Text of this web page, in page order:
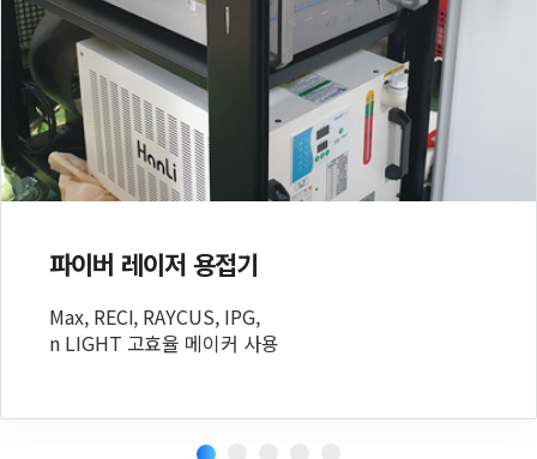
파이버 레이저 용접기
Max, RECI, RAYCUS, IPG,
n LIGHT 고효율 메이커 사용